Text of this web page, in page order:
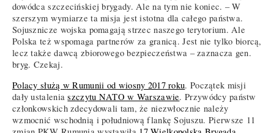
dowódca szczecińskiej brygady. Ale na tym nie koniec. – W
szerszym wymiarze ta misja jest istotna dla całego państwa.
Sojusznicze wojska pomagają strzec naszego terytorium. Ale
Polska też wspomaga partnerów za granicą. Jest nie tylko biorcą,
lecz także dawcą zbiorowego bezpieczeństwa – zaznacza gen.
bryg. Czekaj.
Polacy służą w Rumunii od wiosny 2017 roku. Początek misji
dały ustaleniaszczytu NATO w Warszawie. Przywódcy państw
członkowskich zdecydowali tam, że niezwłocznie należy
wzmocnić wschodnią i południową flankę Sojuszu. Pierwsze 11